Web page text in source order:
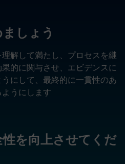
しょう
解して満たし、プロセスを継
的に関与させ、エビデンスに
にして、最終的に一貫性のあ
うにします
を向上させてくだ